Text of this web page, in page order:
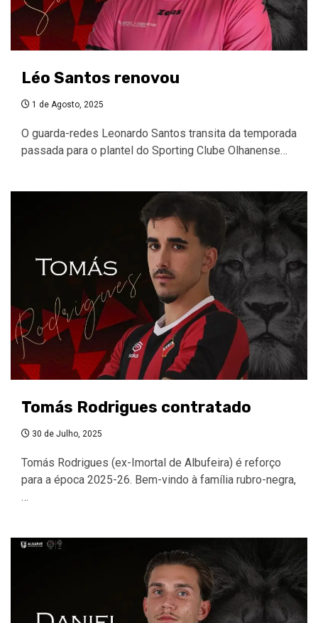
Léo Santos renovou
1 de Agosto, 2025
O guarda-redes Leonardo Santos transita da temporada
passada para o plantel do Sporting Clube Olhanense…
Tomás Rodrigues contratado
30 de Julho, 2025
Tomás Rodrigues (ex-Imortal de Albufeira) é reforço
para a época 2025-26. Bem-vindo à família rubro-negra,
…